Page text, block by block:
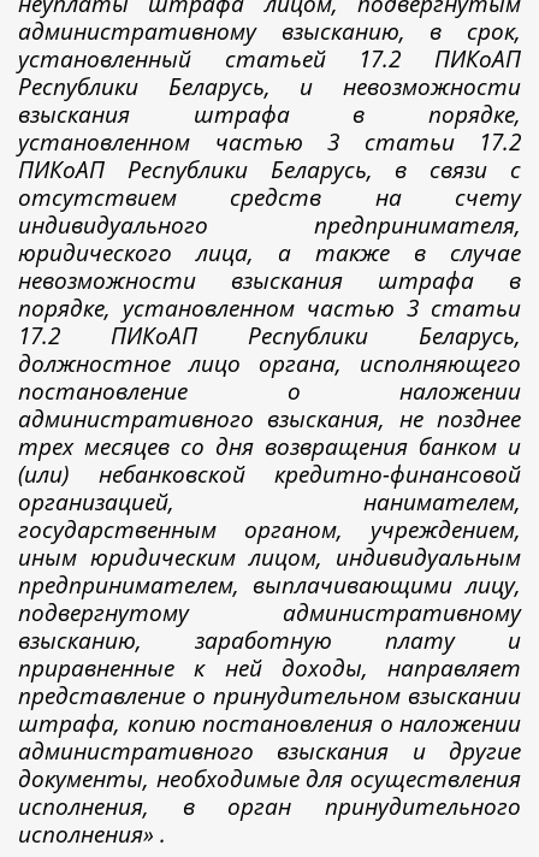
административному взысканию, в срок,
установленный статьей 17.2 ПИКоАП
Республики Беларусь, и невозможности
взыскания штрафа в порядке,
установленном частью 3 статьи 17.2
ПИКоАП Республики Беларусь, в связи с
отсутствием средств на счету
индивидуального предпринимателя,
юридического лица, а также в случае
невозможности взыскания штрафа в
порядке, установленном частью 3 статьи
17.2 ПИКоАП Республики Беларусь,
должностное лицо органа, исполняющего
постановление о наложении
административного взыскания, не позднее
трех месяцев со дня возвращения банком и
(или) небанковской кредитно-финансовой
организацией, нанимателем,
государственным органом, учреждением,
иным юридическим лицом, индивидуальным
предпринимателем, выплачивающими лицу,
подвергнутому административному
взысканию, заработную плату и
приравненные к ней доходы, направляет
представление о принудительном взыскании
штрафа, копию постановления о наложении
административного взыскания и другие
документы, необходимые для осуществления
исполнения, в орган принудительного
исполнения» .